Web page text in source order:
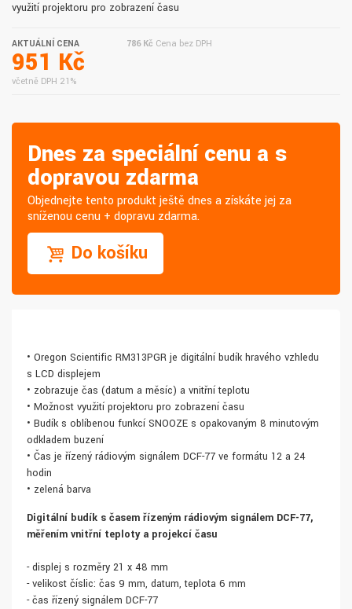
využití projektoru pro zobrazení času
AKTUÁLNÍ CENA
951 Kč
včetně DPH 21%
786 Kč Cena bez DPH
Dnes za speciální cenu a s
dopravou zdarma
Objednejte tento produkt ještě dnes a získáte jej za
sníženou cenu + dopravu zdarma.
Do košíku
• Oregon Scientific RM313PGR je digitální budík hravého vzhledu
s LCD displejem
• zobrazuje čas (datum a měsíc) a vnitřní teplotu
• Možnost využití projektoru pro zobrazení času
• Budík s oblíbenou funkcí SNOOZE s opakovaným 8 minutovým
odkladem buzení
• Čas je řízený rádiovým signálem DCF-77 ve formátu 12 a 24
hodin
• zelená barva
Digitální budík s časem řízeným rádiovým signálem DCF-77,
měřením vnitřní teploty a projekcí času
- displej s rozměry 21 x 48 mm
- velikost číslic: čas 9 mm, datum, teplota 6 mm
- čas řízený signálem DCF-77